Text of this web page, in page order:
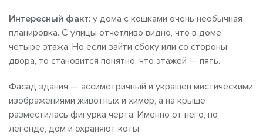
Интересный факт: у дома с кошками очень необычная
планировка. С улицы отчетливо видно, что в доме
четыре этажа. Но если зайти сбоку или со стороны
двора, то становится понятно, что этажей — пять.
Фасад здания — ассиметричный и украшен мистическими
изображениями животных и химер, а на крыше
разместилась фигурка черта. Именно от него, по
легенде, дом и охраняют коты.